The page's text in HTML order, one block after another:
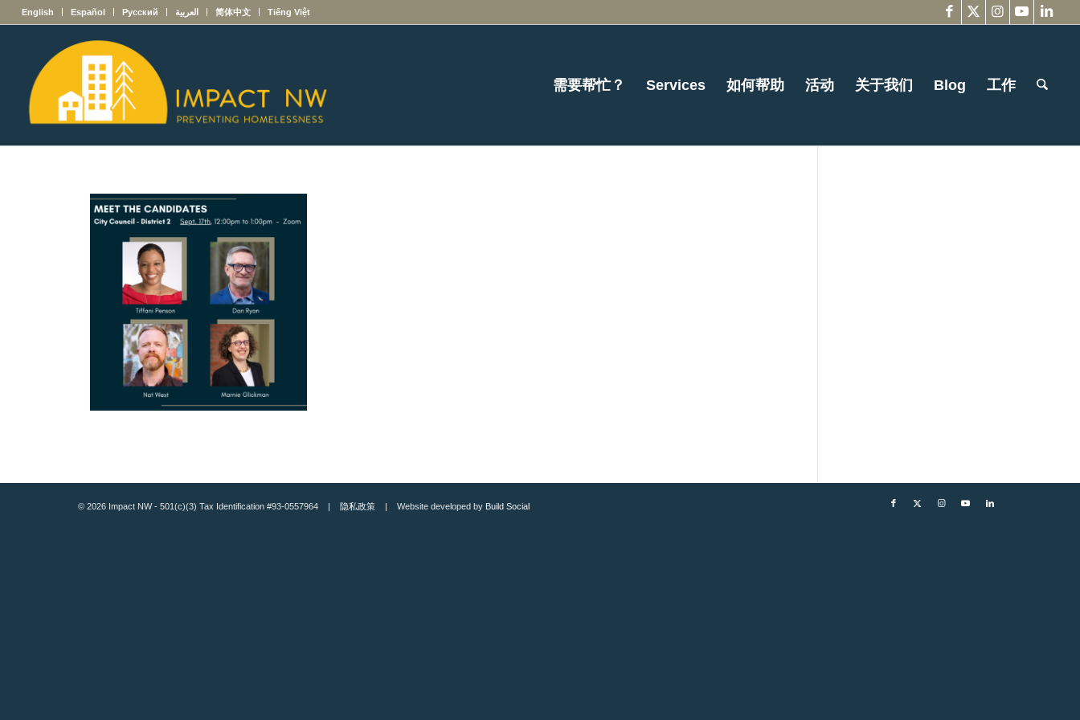
English Español Русский العربية 简体中文 Tiếng Việt
需要帮忙？ Services 如何帮助 活动 关于我们 Blog 工作
© 2026 Impact NW - 501(c)(3) Tax Identification #93-0557964 |隐私政策 | Website developed by Build Social